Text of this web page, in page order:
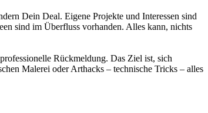
Dein Deal. Eigene Projekte und Interessen sind
sind im Überfluss vorhanden. Alles kann, nichts
Rückmeldung. Das Ziel ist, sich
Malerei oder Arthacks – technische Tricks – alles